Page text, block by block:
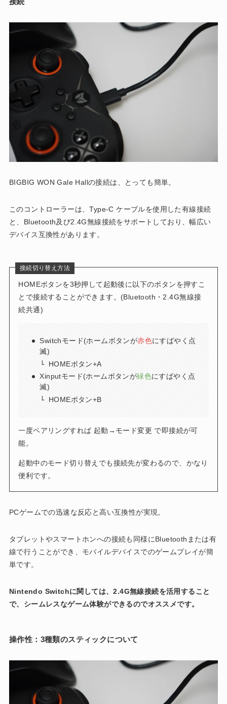
BIGBIG WON Gale Hallの接続は、とっても簡単。
このコントローラーは、Type-C ケーブルを使用した有線接続
と、Bluetooth及び2.4G無線接続をサポートしており、幅広い
デバイス互換性があります。
接続切り替え方法
HOMEボタンを3秒押して起動後に以下のボタンを押すこ
とで接続することができます。(Bluetooth・2.4G無線接
続共通)
Switchモード(ホームボタンが赤色にすばやく点
滅)
HOMEボタン+A
Xinputモード(ホームボタンが緑色にすばやく点
滅)
HOMEボタン+B
一度ペアリングすれば 起動→モード変更 で即接続が可
能。
起動中のモード切り替えでも接続先が変わるので、かなり
便利です。
PCゲームでの迅速な反応と高い互換性が実現。
タブレットやスマートホンへの接続も同様にBluetoothまたは有
線で行うことができ、モバイルデバイスでのゲームプレイが簡
単です。
Nintendo Switchに関しては、2.4G無線接続を活用すること
で、シームレスなゲーム体験ができるのでオススメです。
操作性：3種類のスティックについて